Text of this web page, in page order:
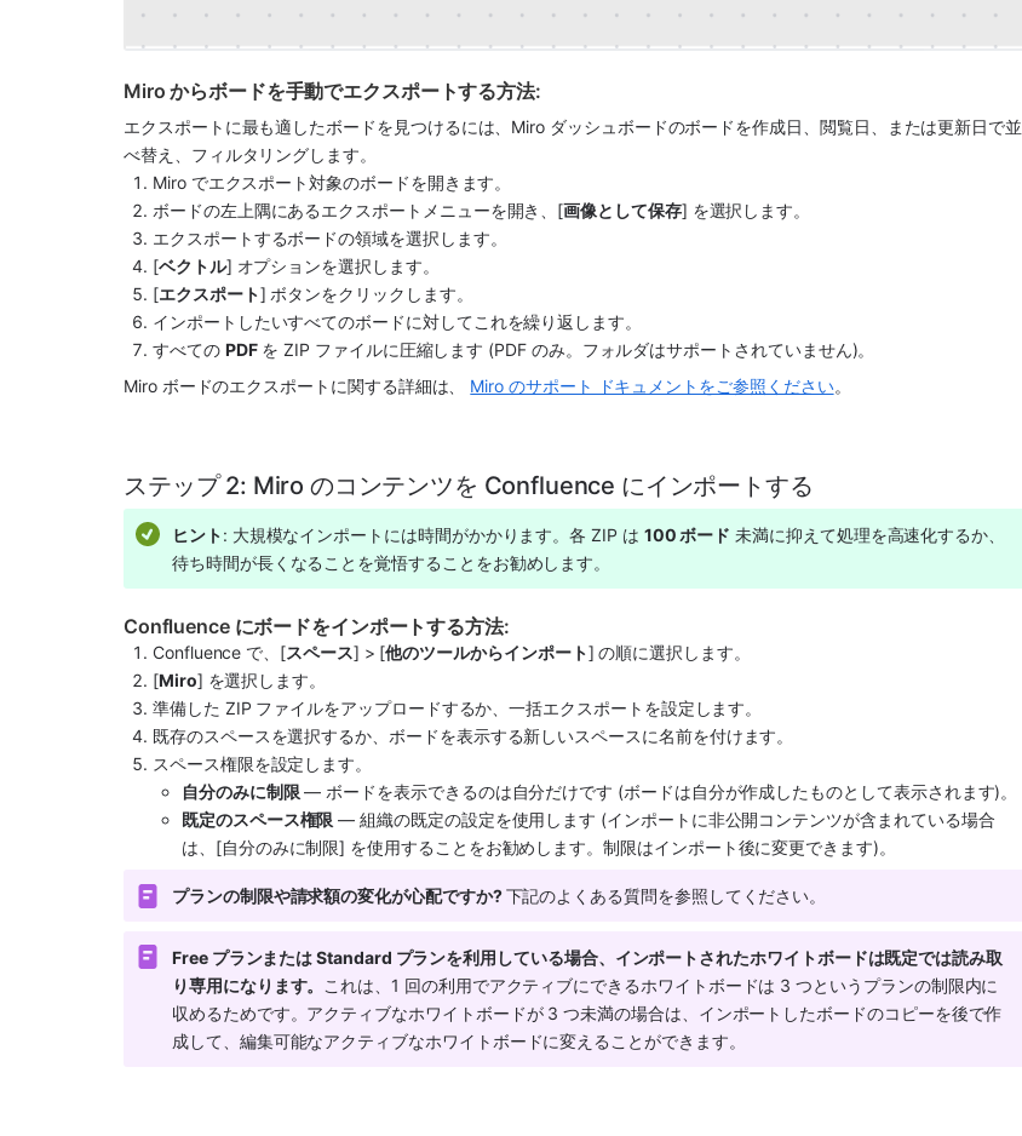
Miro からボードを手動でエクスポートする方法:
エクスポートに最も適したボードを見つけるには、Miro ダッシュボードのボードを作成日、閲覧日、または更新日で並
べ替え、フィルタリングします。
Miro でエクスポート対象のボードを開きます。
ボードの左上隅にあるエクスポートメニューを開き、[画像として保存] を選択します。
エクスポートするボードの領域を選択します。
[ベクトル] オプションを選択します。
[エクスポート] ボタンをクリックします。
インポートしたいすべてのボードに対してこれを繰り返します。
すべての PDF を ZIP ファイルに圧縮します (PDF のみ。フォルダはサポートされていません)。
Miro ボードのエクスポートに関する詳細は、 Miro のサポート ドキュメントをご参照ください。
ステップ 2: Miro のコンテンツを Confluence にインポートする
ヒント: 大規模なインポートには時間がかかります。各 ZIP は 100 ボード 未満に抑えて処理を高速化するか、
待ち時間が長くなることを覚悟することをお勧めします。
Confluence にボードをインポートする方法:
Confluence で、[スペース] > [他のツールからインポート] の順に選択します。
[Miro] を選択します。
準備した ZIP ファイルをアップロードするか、一括エクスポートを設定します。
既存のスペースを選択するか、ボードを表示する新しいスペースに名前を付けます。
スペース権限を設定します。
自分のみに制限 — ボードを表示できるのは自分だけです (ボードは自分が作成したものとして表示されます)。
既定のスペース権限 — 組織の既定の設定を使用します (インポートに非公開コンテンツが含まれている場合
は、[自分のみに制限] を使用することをお勧めします。制限はインポート後に変更できます)。
プランの制限や請求額の変化が心配ですか? 下記のよくある質問を参照してください。
Free プランまたは Standard プランを利用している場合、インポートされたホワイトボードは既定では読み取
り専用になります。 これは、1 回の利用でアクティブにできるホワイトボードは 3 つというプランの制限内に
収めるためです。アクティブなホワイトボードが 3 つ未満の場合は、インポートしたボードのコピーを後で作
成して、編集可能なアクティブなホワイトボードに変えることができます。